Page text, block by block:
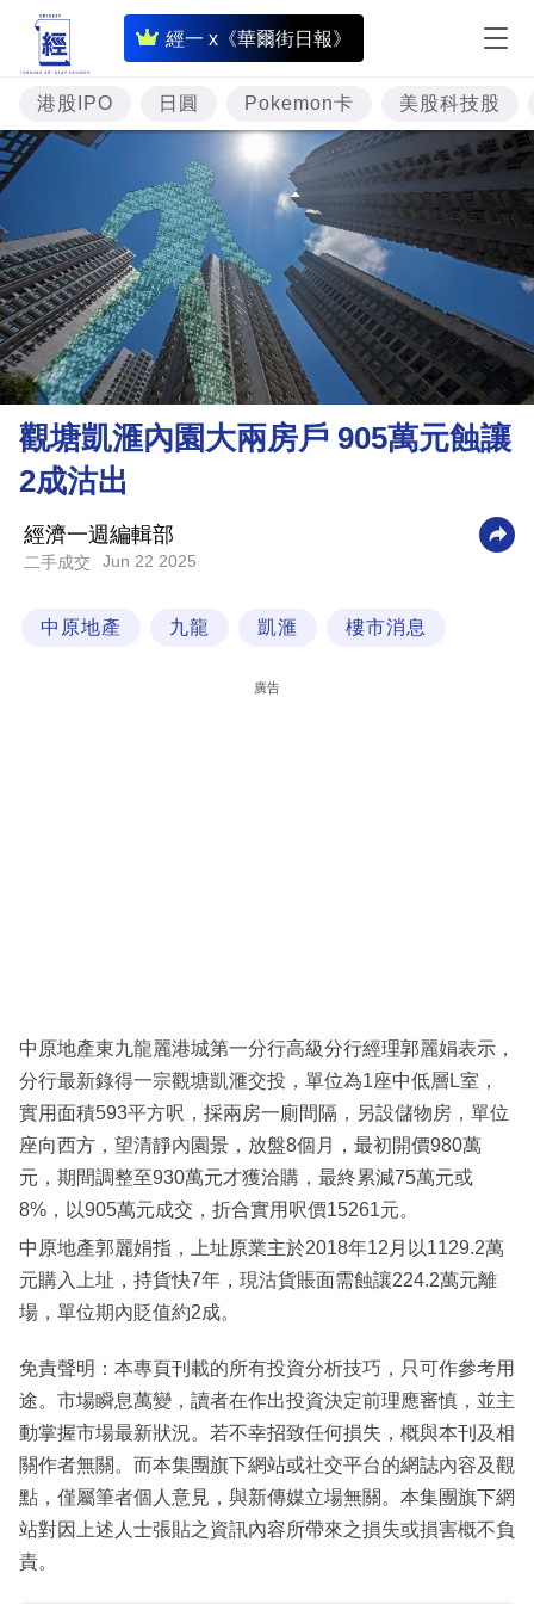
經一 x《華爾街日報》
即
時
財
經
題
投
資
樓
市
理
財
業
科
區
港股IPO 日圓 Pokemon卡 美股科技股
觀塘凱滙內園大兩房戶 905萬元蝕讓
2成沽出
經濟一週編輯部
二手成交 Jun 22 2025
中原地產 九龍 凱滙 樓市消息
廣告
中原地產東九龍麗港城第一分行高級分行經理郭麗娟表示，
分行最新錄得一宗觀塘凱滙交投，單位為1座中低層L室，
實用面積593平方呎，採兩房一廁間隔，另設儲物房，單位
座向西方，望清靜內園景，放盤8個月，最初開價980萬
元，期間調整至930萬元才獲洽購，最終累減75萬元或
8%，以905萬元成交，折合實用呎價15261元。
中原地產郭麗娟指，上址原業主於2018年12月以1129.2萬
元購入上址，持貨快7年，現沽貨賬面需蝕讓224.2萬元離
場，單位期內貶值約2成。
免責聲明：本專頁刊載的所有投資分析技巧，只可作參考用
途。市場瞬息萬變，讀者在作出投資決定前理應審慎，並主
動掌握市場最新狀況。若不幸招致任何損失，概與本刊及相
關作者無關。而本集團旗下網站或社交平台的網誌內容及觀
點，僅屬筆者個人意見，與新傳媒立場無關。本集團旗下網
站對因上述人士張貼之資訊內容所帶來之損失或損害概不負
責。